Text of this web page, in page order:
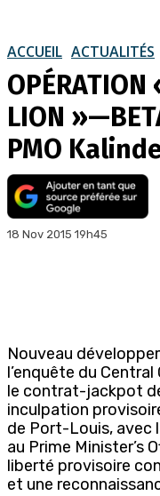
ACCUEIL ACTUALITÉS
OPÉRATION
LION
PMO
18 Nov 2015 19h45
Nouveau
l’enquête du
le contrat-jackpot
inculpation
de Port-Louis, avec
au Prime Minister’s
liberté provisoire
et une